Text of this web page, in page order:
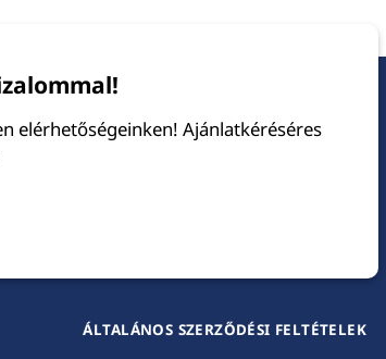
elérhetőségeinken! Ajánlatkéréséres
ÁLTALÁNOS SZERZŐDÉSI FELTÉTELEK